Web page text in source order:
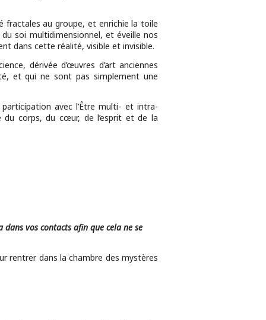
fractales au groupe, et enrichie la toile
soi multidimensionnel, et éveille nos
dans cette réalité, visible et invisible.
dérivée d’œuvres d’art anciennes
et qui ne sont pas simplement une
avec l’Être multi- et intra-
du corps, du cœur, de l’esprit et de la
vos contacts afin que cela ne se
rentrer dans la chambre des mystères